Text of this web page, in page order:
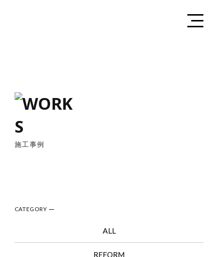
施工事例
CATEGORY
ALL
REFORM